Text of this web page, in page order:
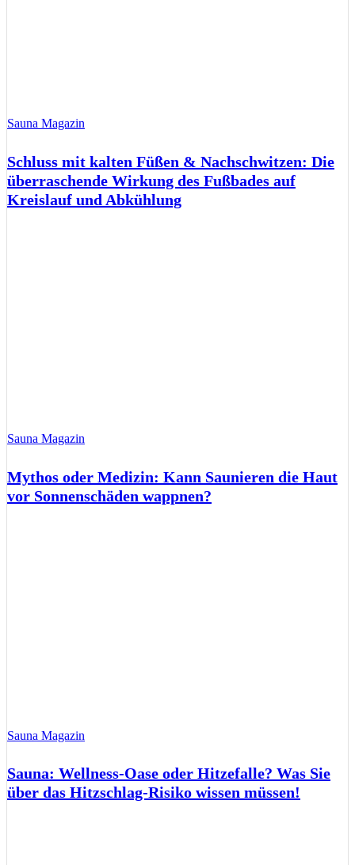
Sauna Magazin
Schluss mit kalten Füßen & Nachschwitzen: Die
überraschende Wirkung des Fußbades auf
Kreislauf und Abkühlung
Sauna Magazin
Mythos oder Medizin: Kann Saunieren die Haut
vor Sonnenschäden wappnen?
Sauna Magazin
Sauna: Wellness-Oase oder Hitzefalle? Was Sie
über das Hitzschlag-Risiko wissen müssen!